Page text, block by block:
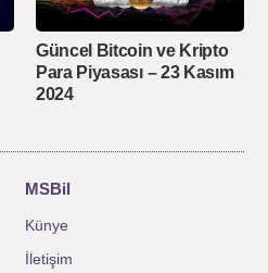
Güncel Bitcoin ve Kripto
Para Piyasası – 23 Kasım
2024
MSBil
Künye
İletişim